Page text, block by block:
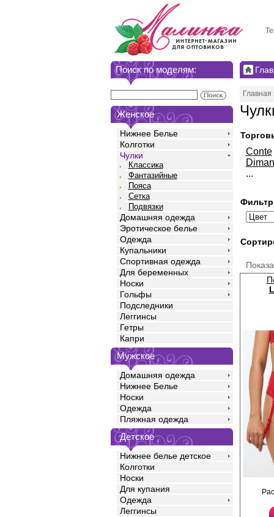
Поиск по моделям:
Женское
Нижнее Белье
Колготки
Чулки
Классика
Фантазийные
Пояса
Сетка
Подвязки
Домашняя одежда
Эротическое белье
Одежда
Купальники
Спортивная одежда
Для беременных
Носки
Гольфы
Подследники
Леггинсы
Гетры
Капри
Мужское
Домашняя одежда
Нижнее Белье
Носки
Одежда
Пляжная одежда
Детское
Нижнее белье детское
Колготки
Носки
Для купания
Одежда
Леггинсы
Главная
Conte
...
Эластан 10%